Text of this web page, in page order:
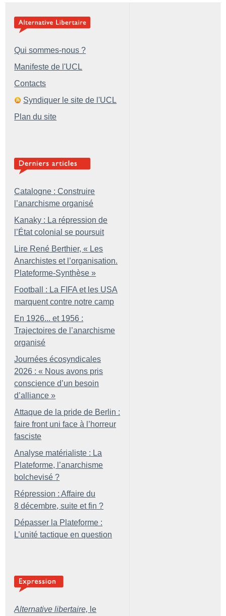
Qui sommes-nous ?
Manifeste de l'UCL
Contacts
Syndiquer le site de l'UCL
Plan du site
Catalogne : Construire
l’anarchisme organisé
Kanaky : La répression de
l’État colonial se poursuit
Lire René Berthier, « Les
Anarchistes et l’organisation.
Plateforme-Synthèse »
Football : La FIFA et les USA
marquent contre notre camp
En 1926... et 1956 :
Trajectoires de l’anarchisme
organisé
Journées écosyndicales
2026 : « Nous avons pris
conscience d’un besoin
d’alliance »
Attaque de la pride de Berlin :
faire front uni face à l’horreur
fasciste
Analyse matérialiste : La
Plateforme, l’anarchisme
bolchevisé ?
Répression : Affaire du
8 décembre, suite et fin ?
Dépasser la Plateforme :
L’unité tactique en question
Alternative libertaire, le